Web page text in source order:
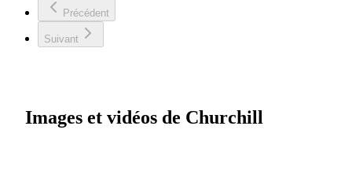
Précédent
Suivant
Images et vidéos de Churchill